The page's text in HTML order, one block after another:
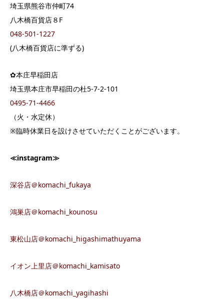
埼玉県熊谷市仲町74
八木橋百貨店８F
048-501-1227
(八木橋百貨店に準ずる)
✿本庄早稲田店
埼玉県本庄市早稲田の杜5-7-2-101
0495-71-4466
（火・水定休）
※臨時休業日を設けさせていただくことがございます。
≪instagram≫
深谷店＠komachi_fukaya
鴻巣店＠komachi_kounosu
東松山店＠komachi_higashimathuyama
イオン上里店＠komachi_kamisato
八木橋店＠komachi_yagihashi